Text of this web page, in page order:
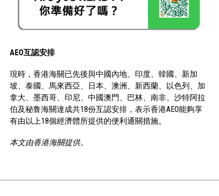
AEO互認安排
現時，香港海關已先後與中國內地、印度、韓國、新加
坡、泰國、馬來西亞、日本、澳洲、新西蘭、以色列、加
拿大、墨西哥、印尼、中國澳門、巴林、南非、沙特阿拉
伯及秘鲁海關達成共18份互認安排，表示香港AEO能夠享
有由以上18個經濟體所提供的便利通關措施。
本文由香港海關提供。